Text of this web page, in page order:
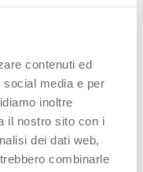
contenuti ed
social media e per
inoltre
il nostro sito con i
dei dati web,
combinarle
Primula
Faenza
Nembo